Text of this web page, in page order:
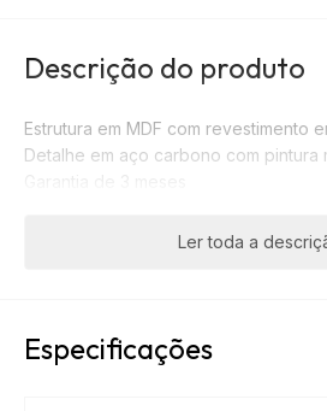
Descrição do produto
Estrutura em MDF com revestimento
Detalhe em aço carbono com pintura
Ler toda a
Especificações